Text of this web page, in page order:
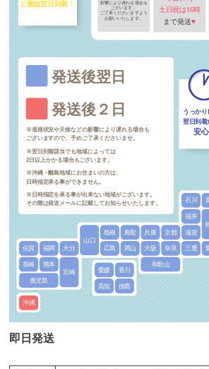
ど最短翌日到着！
影響により遅れる場合も
ございます。
ご了承くださいますよう
お願いいたします。
土日祝は16時
まで発送♥
発送後翌日
発送後２日
※道路状況や天候などの影響により遅れる場合も
ございますので、予めご了承くださいませ。
※翌日到着該当でも地域によっては
2日以上かかる場合もございます。
※沖縄・離島地域にお住まいの方は、
日時指定承る事ができません。
※日時指定を承る事が出来ない地域がございます。
その際は発送メールに記載してお知らせいたします。
うっかり
翌日到着
安
石川
福井
滋賀
三重
山口
島根 鳥取 兵庫 京都
広島 岡山 大阪 奈良
和歌山
愛媛 香川
高知 徳島
佐賀 福岡 大分
長崎
熊本
宮崎
鹿児島
沖縄
即日発送